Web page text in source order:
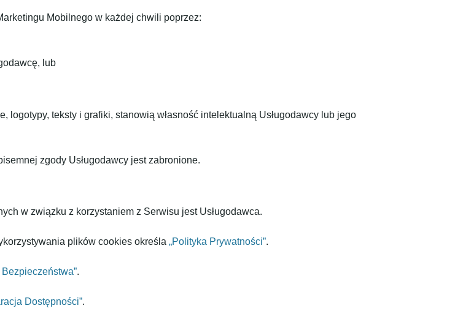
Mobilnego w każdej chwili poprzez:
lub
teksty i grafiki, stanowią własność intelektualną Usługodawcy lub jego
zgody Usługodawcy jest zabronione.
w związku z korzystaniem z Serwisu jest Usługodawca.
plików cookies określa „Polityka Prywatności”.
Bezpieczeństwa”.
Dostępności”.